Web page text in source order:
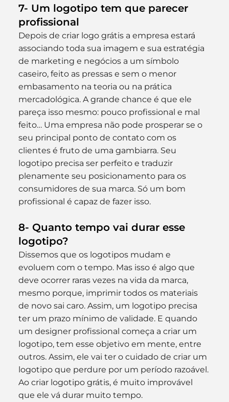
7- Um logotipo tem que parecer
profissional
Depois de criar logo grátis a empresa estará
associando toda sua imagem e sua estratégia
de marketing e negócios a um símbolo
caseiro, feito as pressas e sem o menor
embasamento na teoria ou na prática
mercadológica. A grande chance é que ele
pareça isso mesmo: pouco profissional e mal
feito… Uma empresa não pode prosperar se o
seu principal ponto de contato com os
clientes é fruto de uma gambiarra. Seu
logotipo precisa ser perfeito e traduzir
plenamente seu posicionamento para os
consumidores de sua marca. Só um bom
profissional é capaz de fazer isso.
8- Quanto tempo vai durar esse
logotipo?
Dissemos que os logotipos mudam e
evoluem com o tempo. Mas isso é algo que
deve ocorrer raras vezes na vida da marca,
mesmo porque, imprimir todos os materiais
de novo sai caro. Assim, um logotipo precisa
ter um prazo mínimo de validade. E quando
um designer profissional começa a criar um
logotipo, tem esse objetivo em mente, entre
outros. Assim, ele vai ter o cuidado de criar um
logotipo que perdure por um período razoável.
Ao criar logotipo grátis, é muito improvável
que ele vá durar muito tempo.